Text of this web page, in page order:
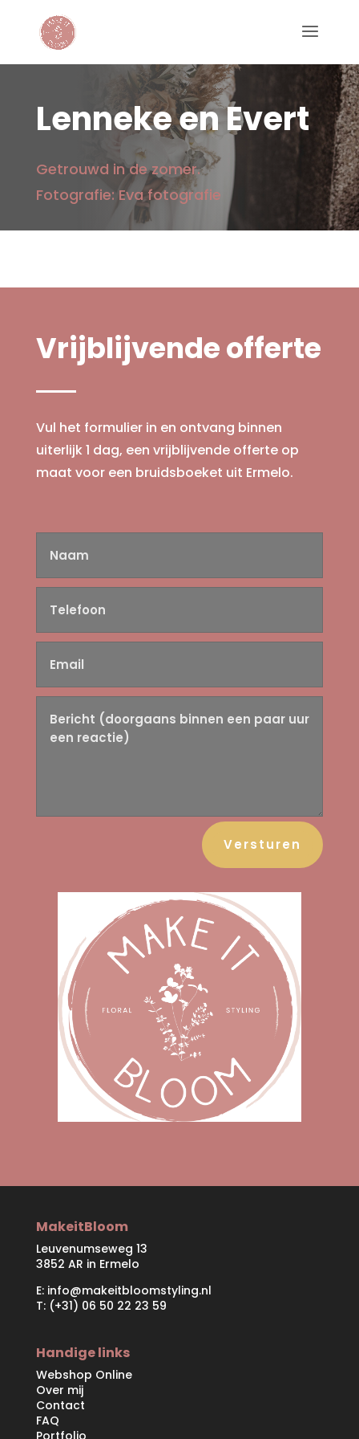
Lenneke en Evert
Getrouwd in de zomer.
Fotografie: Eva fotografie
Vrijblijvende offerte
Vul het formulier in en ontvang binnen
uiterlijk 1 dag, een vrijblijvende offerte op
maat voor een bruidsboeket uit Ermelo.
Versturen
MakeitBloom
Leuvenumseweg 13
3852 AR in Ermelo
E: info@makeitbloomstyling.nl
T: (+31) 06 50 22 23 59
Handige links
Webshop Online
Over mij
Contact
FAQ